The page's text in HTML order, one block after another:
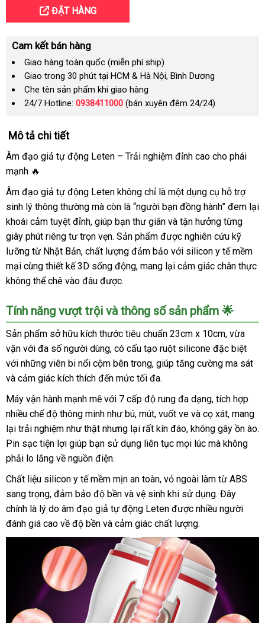
ĐẶT HÀNG
Cam kết bán hàng
Giao hàng toàn quốc (miễn phí ship)
Giao trong 30 phút tại HCM & Hà Nội, Bình Dương
Che tên sản phẩm khi giao hàng
24/7 Hotline: 0938411000 (bán xuyên đêm 24/24)
Mô tả chi tiết
Âm đạo giả tự động Leten – Trải nghiệm đỉnh cao cho phái
mạnh 🔥
Âm đạo giả tự động Leten không chỉ là một dụng cụ hỗ trợ
sinh lý thông thường mà còn là “người bạn đồng hành” đem lại
khoái cảm tuyệt đỉnh, giúp bạn thư giãn và tận hưởng từng
giây phút riêng tư trọn vẹn. Sản phẩm được nghiên cứu kỹ
lưỡng từ Nhật Bản, chất lượng đảm bảo với silicon y tế mềm
mại cùng thiết kế 3D sống động, mang lại cảm giác chân thực
không thể chê vào đâu được.
Tính năng vượt trội và thông số sản phẩm 🌟
Sản phẩm sở hữu kích thước tiêu chuẩn 23cm x 10cm, vừa
vặn với đa số người dùng, có cấu tạo ruột silicone đặc biệt
với những viên bi nổi cộm bên trong, giúp tăng cường ma sát
và cảm giác kích thích đến mức tối đa.
Máy vận hành mạnh mẽ với 7 cấp độ rung đa dạng, tích hợp
nhiều chế độ thông minh như bú, mút, vuốt ve và cọ xát, mang
lại trải nghiệm như thật nhưng lại rất kín đáo, không gây ồn ào.
Pin sạc tiện lợi giúp bạn sử dụng liên tục mọi lúc mà không
phải lo lắng về nguồn điện.
Chất liệu silicon y tế mềm mịn an toàn, vỏ ngoài làm từ ABS
sang trọng, đảm bảo độ bền và vệ sinh khi sử dụng. Đây
chính là lý do âm đạo giả tự động Leten được nhiều người
đánh giá cao về độ bền và cảm giác chất lượng.